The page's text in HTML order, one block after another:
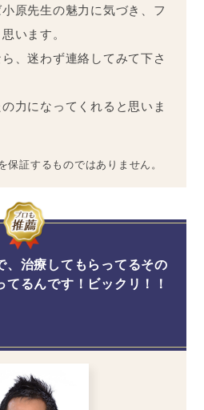
原先生の魅力に気づき、フ
います。
、迷わず連絡してみて下さ
力になってくれると思いま
証するものではありません。
、治療してもらってるその
るんです！ビックリ！！